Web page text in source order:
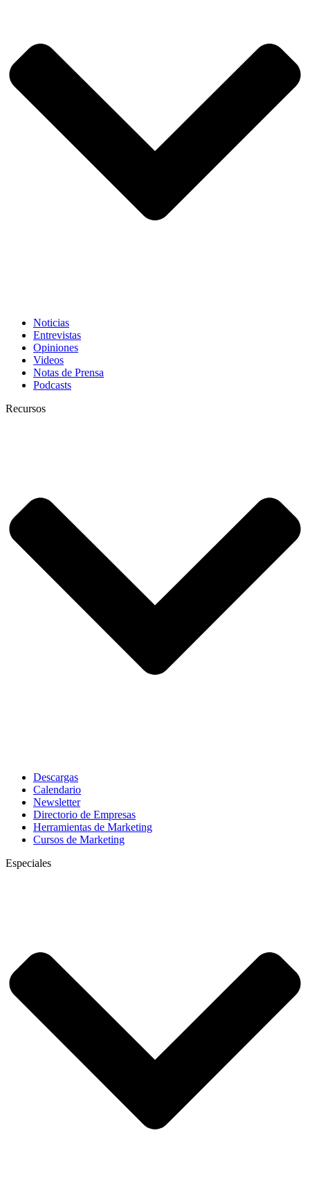
Noticias
Entrevistas
Opiniones
Videos
Notas de Prensa
Podcasts
Recursos
Descargas
Calendario
Newsletter
Directorio de Empresas
Herramientas de Marketing
Cursos de Marketing
Especiales